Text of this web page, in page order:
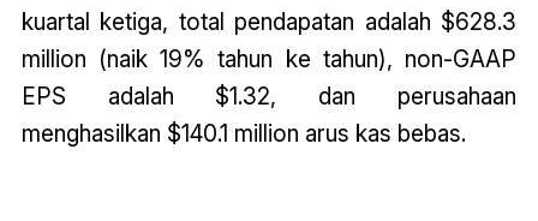
kuartal ketiga, total pendapatan adalah $628.3
million (naik 19% tahun ke tahun), non-GAAP
EPS adalah $1.32, dan perusahaan
menghasilkan $140.1 million arus kas bebas.